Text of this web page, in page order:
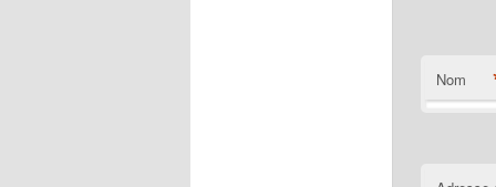
Nom